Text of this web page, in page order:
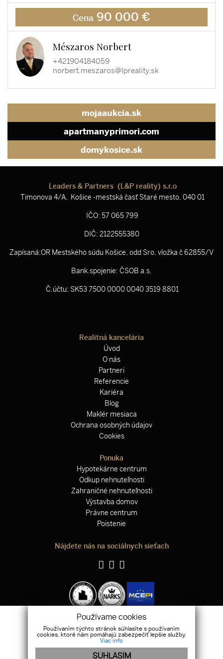
Používame cookies
Používaním týchto stránok súhlasíte s používaním
cookies, ktoré nám pomáhajú zabezpečiť lepšie služby.
Viac info
SÚHLASÍM
Cena 90 000 €
Mészaros Norbert
+421904184059
norbert.meszaros@lpreality.sk
mojaaukcia.sk
apartmanyprimori.com
domykosice.sk
Leaders & Partners (L&P reality) s.r.o
Timonova 4/A, Košice -mestská časť Staré mesto, 040 01
IČO: 57 065 799
DIČ: 2122555380
Zapísaná:OR Mestského súdu Košice, odd Sro, vložka č 62855/V
Bank.spojenie: ČSOB a.s.
Č.účtu: SK53 7500 0000 0040 3519 8801
Realitná kancelária
Úvod
O nás
Partneri
Referencie
Kariéra
Blog
Maklér mesiaca
Ochrana osobných údajov
Cookies
Ponuka
Hypotekárne centrum
Odkup nehnuteľnosti
Zahraničné nehnuteľnosti
Výstavba domov
Právne centrum
Poistenie
Nájdete nás na sociálnych sieťach
WEBDESIGN| WEBEX.DIGITAL